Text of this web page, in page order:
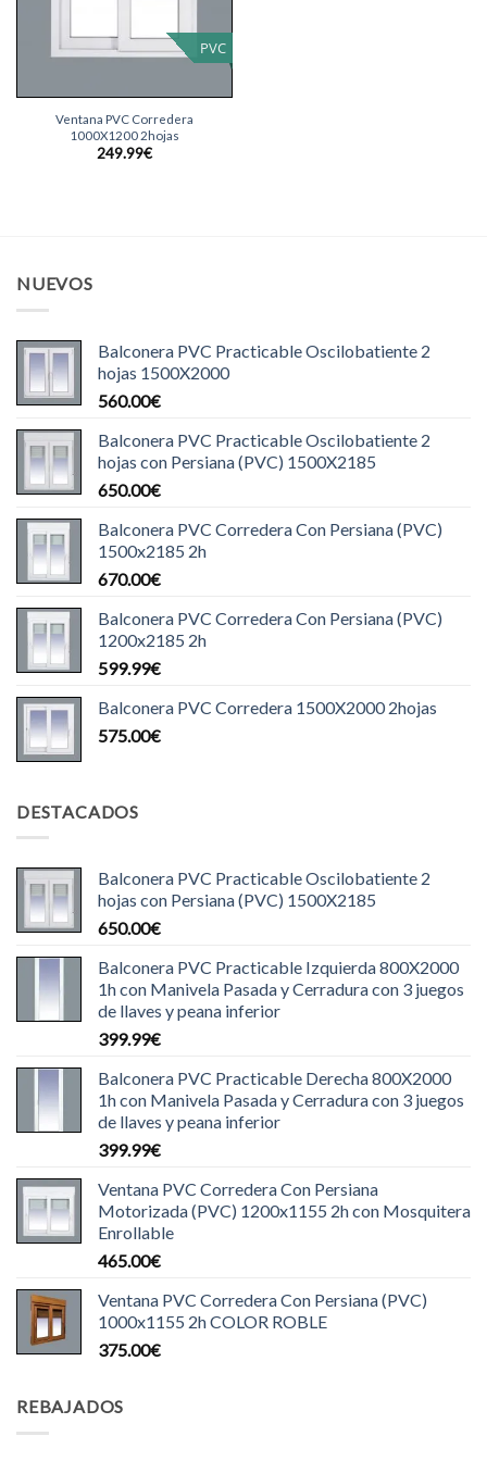
PVC
Ventana PVC Corredera
1000X1200 2hojas
249.99€
NUEVOS
Balconera PVC Practicable Oscilobatiente 2
hojas 1500X2000
560.00€
Balconera PVC Practicable Oscilobatiente 2
hojas con Persiana (PVC) 1500X2185
650.00€
Balconera PVC Corredera Con Persiana (PVC)
1500x2185 2h
670.00€
Balconera PVC Corredera Con Persiana (PVC)
1200x2185 2h
599.99€
Balconera PVC Corredera 1500X2000 2hojas
575.00€
DESTACADOS
Balconera PVC Practicable Oscilobatiente 2
hojas con Persiana (PVC) 1500X2185
650.00€
Balconera PVC Practicable Izquierda 800X2000
1h con Manivela Pasada y Cerradura con 3 juegos
de llaves y peana inferior
399.99€
Balconera PVC Practicable Derecha 800X2000
1h con Manivela Pasada y Cerradura con 3 juegos
de llaves y peana inferior
399.99€
Ventana PVC Corredera Con Persiana
Motorizada (PVC) 1200x1155 2h con Mosquitera
Enrollable
465.00€
Ventana PVC Corredera Con Persiana (PVC)
1000x1155 2h COLOR ROBLE
375.00€
REBAJADOS